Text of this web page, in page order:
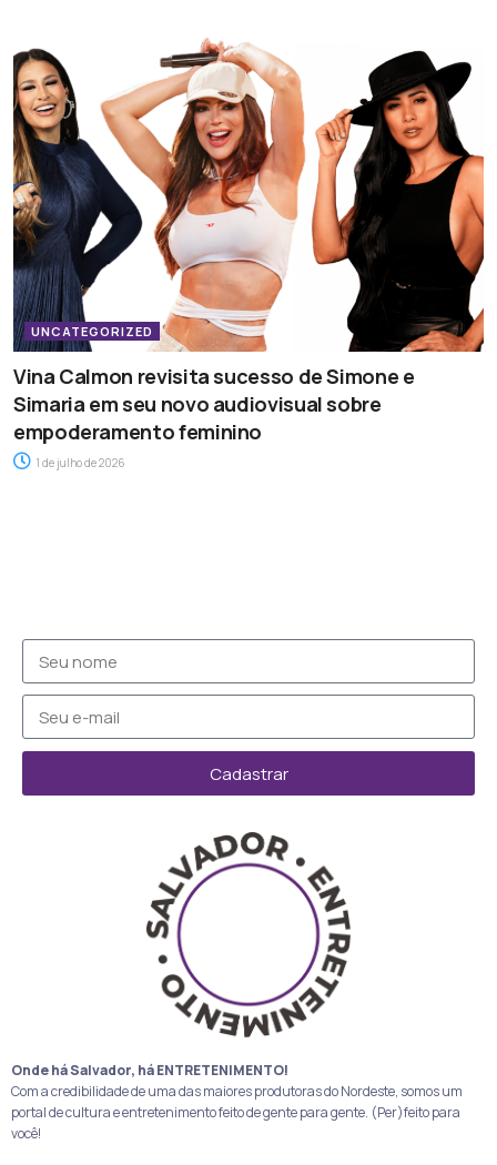
UNCATEGORIZED
Vina Calmon revisita sucesso de Simone e
Simaria em seu novo audiovisual sobre
empoderamento feminino
1 de julho de 2026
Cadastrar
Onde há Salvador, há ENTRETENIMENTO!
Com a credibilidade de uma das maiores produtoras do Nordeste, somos um
portal de cultura e entretenimento feito de gente para gente. (Per)feito para
você!